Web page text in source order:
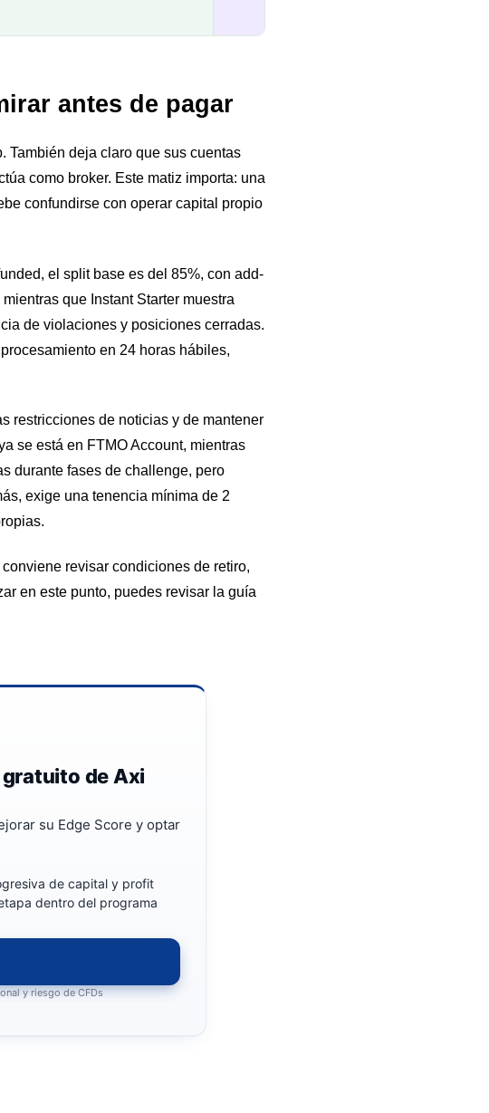
antes de pagar
También deja claro que sus cuentas
como broker. Este matiz importa: una
confundirse con operar capital propio
el split base es del 85%, con add-
que Instant Starter muestra
de violaciones y posiciones cerradas.
en 24 horas hábiles,
restricciones de noticias y de mantener
se está en FTMO Account, mientras
durante fases de challenge, pero
exige una tenencia mínima de 2
revisar condiciones de retiro,
en este punto, puedes revisar la guía
de Axi
su Edge Score y optar
de capital y profit
dentro del programa
y riesgo de CFDs